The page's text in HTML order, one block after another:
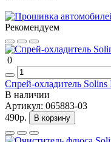
Рекомендуем
0
Спрей-охладитель
В наличии
Артикул: 065883-03
490р.
В корзину